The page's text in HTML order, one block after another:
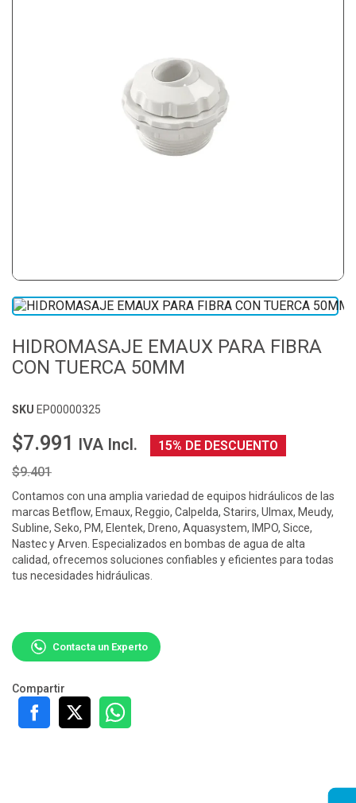
HIDROMASAJE EMAUX PARA FIBRA
CON TUERCA 50MM
SKU EP00000325
$7.991 IVA Incl.
15% DE DESCUENTO
$9.401
Contamos con una amplia variedad de equipos hidráulicos de las
marcas Betflow, Emaux, Reggio, Calpelda, Starirs, Ulmax, Meudy,
Subline, Seko, PM, Elentek, Dreno, Aquasystem, IMPO, Sicce,
Nastec y Arven. Especializados en bombas de agua de alta
calidad, ofrecemos soluciones confiables y eficientes para todas
tus necesidades hidráulicas.
Contacta un Experto
Compartir